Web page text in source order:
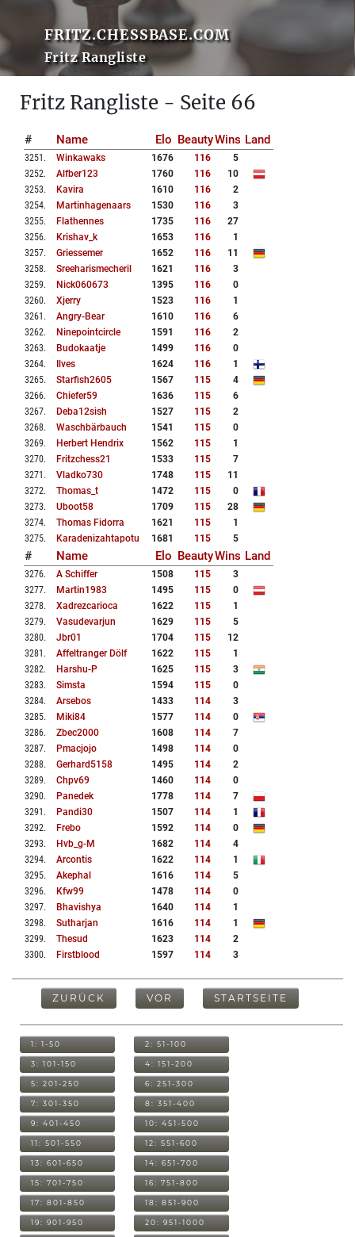
FRITZ.CHESSBASE.COM
Fritz Rangliste
Fritz Rangliste - Seite 66
# Name Elo BeautyWins Land
3251 . Winkawaks 1676 116
5
3252. Alfber123 1760 116
10
3253. Kavira 1610 116
2
3254. Martinhagenaars 1530 116
3
3255. Flathennes 1735 116
27
3256. Krishav_k 1653 116
1
3257. Griessemer 1652 116
11
3258. Sreeharismecheril 1621 116
3
3259. Nick060673 1395 116
0
3260. Xjerry 1523 116
1
3261 . Angry-Bear 1610 116
6
3262. Ninepointcircle 1591 116
2
3263. Budokaatje 1499 116
0
3264. Ilves 1624 116
1
3265. Starfish2605 1567 115
4
3266. Chiefer59 1636 115
6
3267. Deba12sish 1527 115
2
3268. Waschbärbauch 1541 115
0
3269. Herbert Hendrix 1562 115
1
3270. Fritzchess21 1533 115
7
3271 . Vladko730 1748 115
11
3272. Thomas_t 1472 115
0
3273. Uboot58 1709 115
28
3274. Thomas Fidorra 1621 115
1
3275. Karadenizahtapotu 1681 115 5
# Name Elo BeautyWins Land
3276. A Schiffer 1508 115
3
3277. Martin1983 1495 115
0
3278. Xadrezcarioca 1622 115
1
3279. Vasudevarjun 1629 115
5
3280. Jbr01 1704 115
12
3281 . Affeltranger Dölf 1622 115
1
3282. Harshu-P 1625 115
3
3283. Simsta 1594 115
0
3284. Arsebos 1433 114
3
3285. Miki84 1577 114
0
3286. Zbec2000 1608 114
7
3287. Pmacjojo 1498 114
0
3288. Gerhard5158 1495 114
2
3289. Chpv69 1460 114
0
3290. Panedek 1778 114
7
3291 . Pandi30 1507 114
1
3292. Frebo 1592 114
0
3293. Hvb_g-M 1682 114
4
3294. Arcontis 1622 114
1
3295. Akephal 1616 114
5
3296. Kfw99 1478 114
0
3297. Bhavishya 1640 114
1
3298. Sutharjan 1616 114
1
3299. Thesud 1623 114
2
3300. Firstblood 1597 114 3
ZURÜCK VOR STARTSEITE
1: 1-50 2: 51-100
3: 101-150 4: 151-200
5: 201-250 6: 251-300
7: 301-350 8: 351-400
9: 401-450 10: 451-500
11: 501-550 12: 551-600
13: 601-650 14: 651-700
15: 701-750 16: 751-800
17: 801-850 18: 851-900
19: 901-950 20: 951-1000